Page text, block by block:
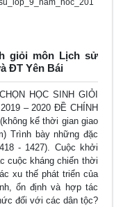
giỏi môn Lịch sử
ĐT Yên Bái
HỌC SINH GIỎI
– 2020 ĐỀ CHÍNH
kể thời gian giao
Trình bày những đặc
- 1427). Cuộc khởi
cuộc kháng chiến thời
xu thế phát triển của
ổn định và hợp tác
đối với các dân tộc?